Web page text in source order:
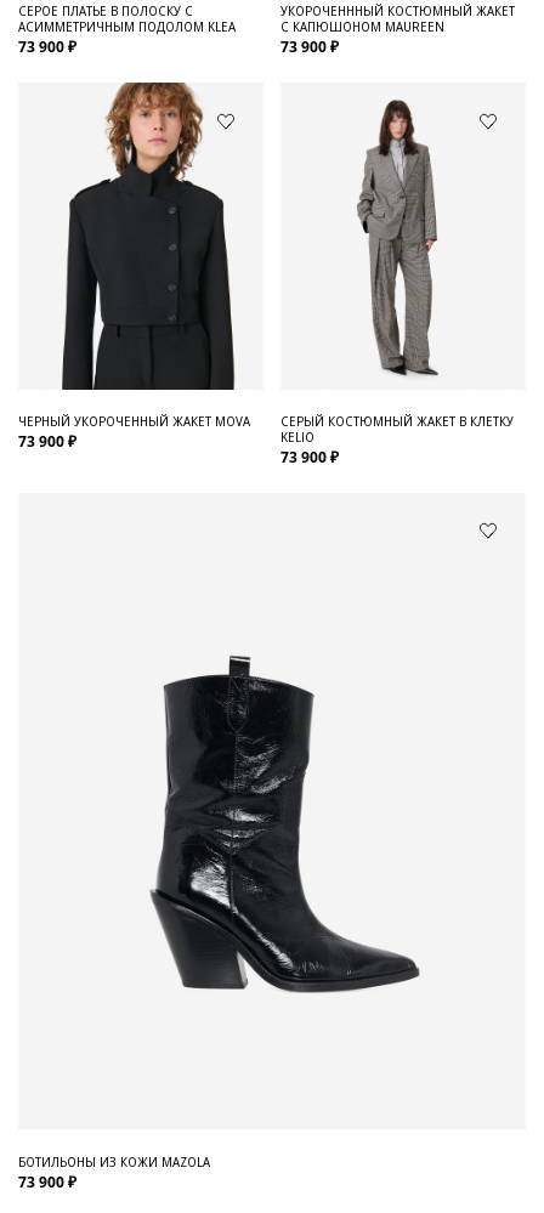
СЕРОЕ ПЛАТЬЕ В ПОЛОСКУ С
АСИММЕТРИЧНЫМ ПОДОЛОМ KLEA
73 900 ₽
УКОРОЧЕНННЫЙ КОСТЮМНЫЙ ЖАКЕТ
С КАПЮШОНОМ MAUREEN
73 900 ₽
ЧЕРНЫЙ УКОРОЧЕННЫЙ ЖАКЕТ MOVA
73 900 ₽
СЕРЫЙ КОСТЮМНЫЙ ЖАКЕТ В КЛЕТКУ
KELIO
73 900 ₽
БОТИЛЬОНЫ ИЗ КОЖИ MAZOLA
73 900 ₽